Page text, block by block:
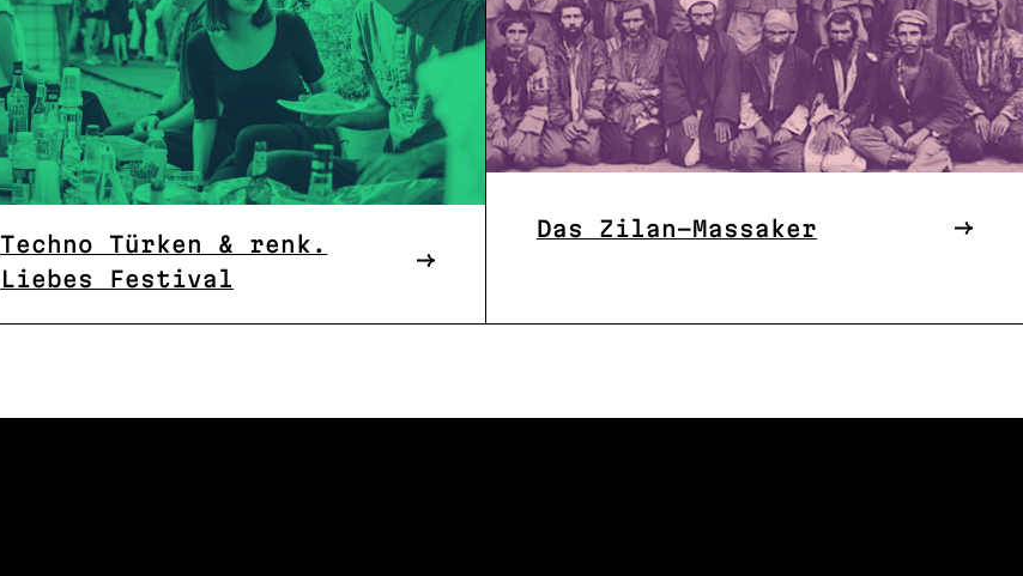
Techno Türken & renk.
Liebes Festival
Das Zilan-Massaker